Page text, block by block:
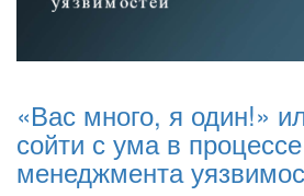
«Вас много, я один!»
сойти с ума в процессе
менеджмента